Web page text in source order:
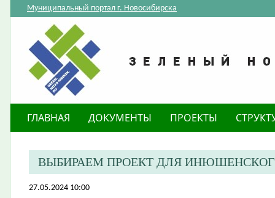
Муниципальный портал г. Новосибирска
ГЛАВНАЯ ДОКУМЕНТЫ ПРОЕКТЫ
ВЫБИРАЕМ ПРОЕКТ ДЛЯ
27.05.2024 10:00